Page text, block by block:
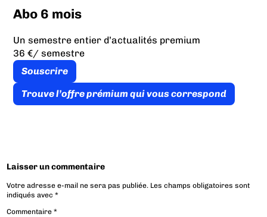
Abo 6 mois
Un semestre entier d’actualités premium
36 €/ semestre
Souscrire
Trouve l’offre prémium qui vous correspond
Laisser un commentaire
Votre adresse e-mail ne sera pas publiée. Les champs obligatoires sont
indiqués avec*
Commentaire*